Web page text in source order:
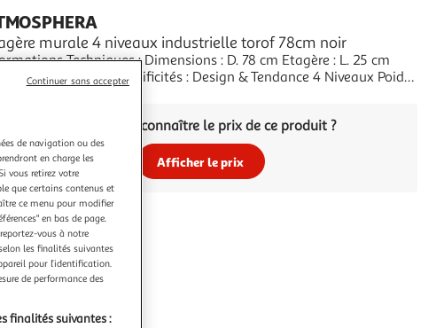
murale 4 niveaux industrielle torof 78cm noir
Techniques : Dimensions : D. 78 cm Etagère : L. 25 cm
: MDF & Fer Spécificités : Design & Tendance 4 Niveaux Poids :
Vous voulez connaître le prix de ce produit ?
Afficher le prix
de navigation ou des
en charge les
vous retirez votre
que certains contenus et
ce menu pour modifier
en bas de page.
vous à notre
les finalités suivantes
pour l’identification.
de performance des
finalités suivantes :
Continuer sans accepter